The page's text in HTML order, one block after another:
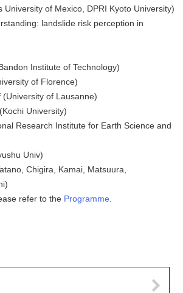
University of Mexico, DPRI Kyoto University)
landslide risk perception in
Institute of Technology)
of Florence)
of Lausanne)
University)
Research Institute for Earth Science and
Univ)
Chigira, Kamai, Matsuura,
refer to the Programme